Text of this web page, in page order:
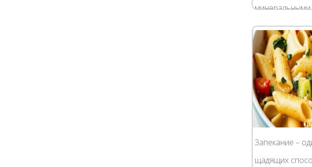
самые важные
кальций и
молочный
Запекание –
щадящих